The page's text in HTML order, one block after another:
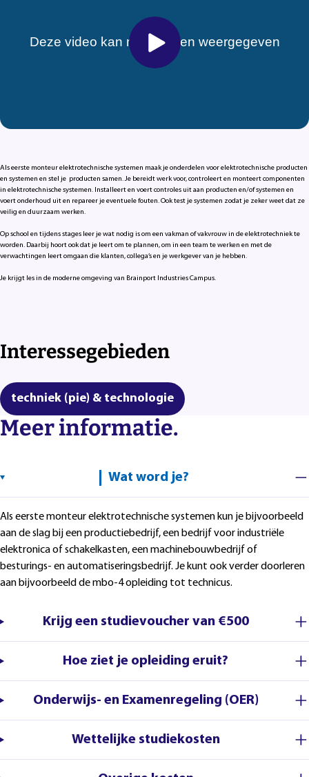
Als eerste monteur elektrotechnische systemen maak je onderdelen voor elektrotechnische producten
en systemen en stel je producten samen. Je bereidt werk voor, controleert en monteert componenten
in elektrotechnische systemen. Installeert en voert controles uit aan producten en/of systemen en
voert onderhoud uit en repareer je eventuele fouten. Ook test je systemen zodat je zeker weet dat ze
veilig en duurzaam werken.
Op school en tijdens stages leer je wat nodig is om een vakman of vakvrouwin de elektrotechniekte
worden. Daarbij hoort ook dat je leert om te plannen, om in een team te werken en met de
verwachtingen leert omgaan die klanten, collega’s en je werkgever van je hebben.
Je krijgt les in de moderne omgeving van Brainport Industries Campus.
Interessegebieden
techniek (pie) & technologie
Meer informatie.
Wat word je?
Als eerste monteur elektrotechnische systemen kun je bijvoorbeeld
aan de slag bij een productiebedrijf, een bedrijf voor industriële
elektronica of schakelkasten, een machinebouwbedrijf of
besturings- en automatiseringsbedrijf. Je kunt ook verder doorleren
aan bijvoorbeeld de mbo-4 opleiding tot technicus.
Krijg een studievoucher van €500
Hoe ziet je opleiding eruit?
Onderwijs- en Examenregeling (OER)
Wettelijke studiekosten